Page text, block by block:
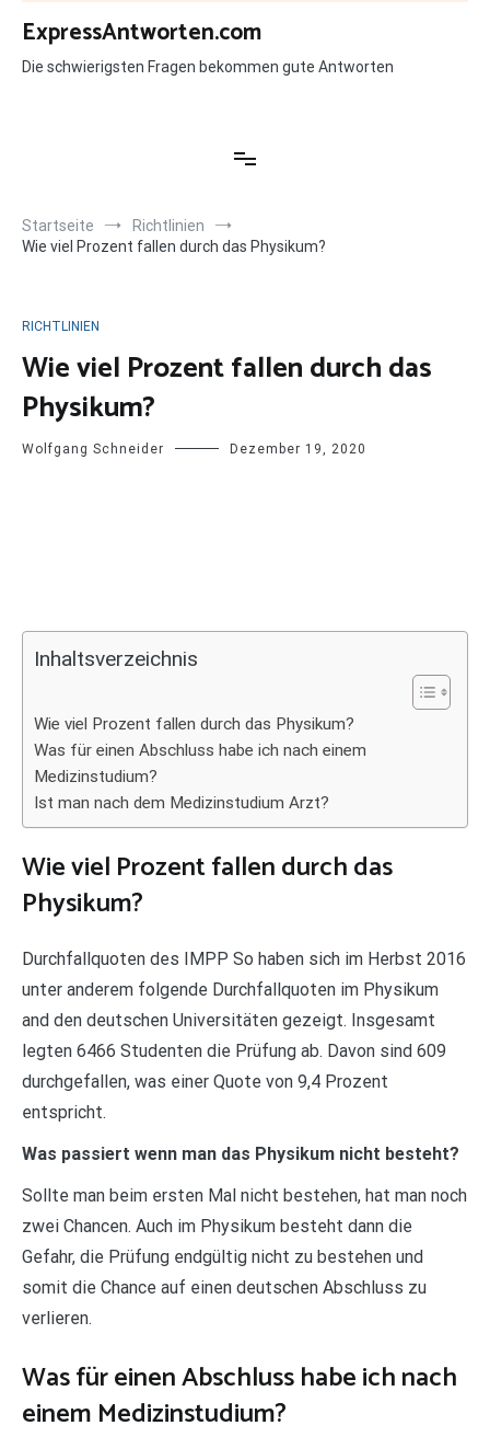
Zum
Inhalt
springen
ExpressAntworten.com
Die schwierigsten Fragen bekommen gute Antworten
Startseite
Richtlinien
Wie viel Prozent fallen durch das Physikum?
RICHTLINIEN
Wie viel Prozent fallen durch das
Physikum?
Wolfgang Schneider Dezember 19, 2020
Inhaltsverzeichnis
Wie viel Prozent fallen durch das Physikum?
Was für einen Abschluss habe ich nach einem
Medizinstudium?
Ist man nach dem Medizinstudium Arzt?
Wie viel Prozent fallen durch das
Physikum?
Durchfallquoten des IMPP So haben sich im Herbst 2016
unter anderem folgende Durchfallquoten im Physikum
and den deutschen Universitäten gezeigt. Insgesamt
legten 6466 Studenten die Prüfung ab. Davon sind 609
durchgefallen, was einer Quote von 9,4 Prozent
entspricht.
Was passiert wenn man das Physikum nicht besteht?
Sollte man beim ersten Mal nicht bestehen, hat man noch
zwei Chancen. Auch im Physikum besteht dann die
Gefahr, die Prüfung endgültig nicht zu bestehen und
somit die Chance auf einen deutschen Abschluss zu
verlieren.
Was für einen Abschluss habe ich nach
einem Medizinstudium?